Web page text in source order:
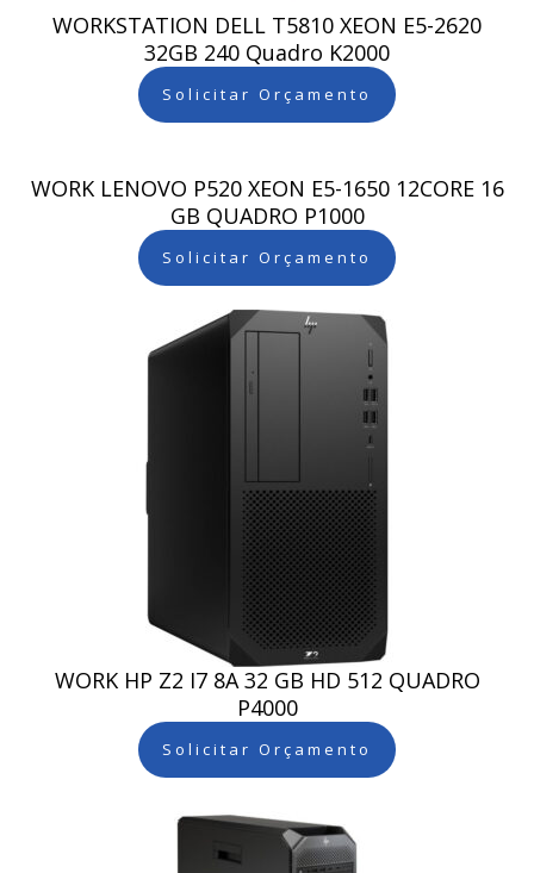
WORKSTATION DELL T5810 XEON E5-2620
32GB 240 Quadro K2000
Solicitar Orçamento
WORK LENOVO P520 XEON E5-1650 12CORE 16
GB QUADRO P1000
Solicitar Orçamento
WORK HP Z2 I7 8A 32 GB HD 512 QUADRO
P4000
Solicitar Orçamento